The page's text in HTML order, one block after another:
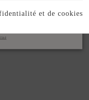
et de cookies